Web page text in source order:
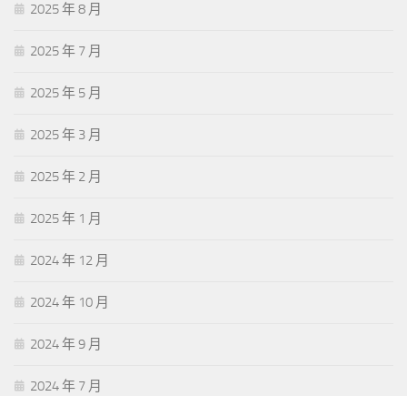
2025 年 8 月
2025 年 7 月
2025 年 5 月
2025 年 3 月
2025 年 2 月
2025 年 1 月
2024 年 12 月
2024 年 10 月
2024 年 9 月
2024 年 7 月